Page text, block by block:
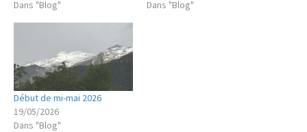
Dans "Blog"
Dans "Blog"
Début de mi-mai 2026
19/05/2026
Dans "Blog"